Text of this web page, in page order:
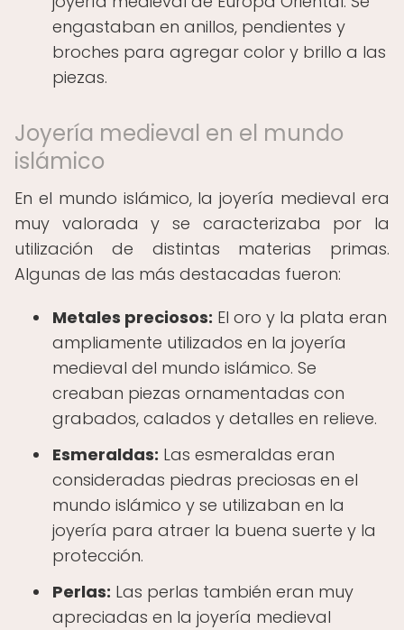
engastaban en anillos, pendientes y
broches para agregar color y brillo a las
piezas.
Joyería medieval en el mundo
islámico
En el mundo islámico, la joyería medieval era
muy valorada y se caracterizaba por la
utilización de distintas materias primas.
Algunas de las más destacadas fueron:
Metales preciosos: El oro y la plata eran
ampliamente utilizados en la joyería
medieval del mundo islámico. Se
creaban piezas ornamentadas con
grabados, calados y detalles en relieve.
Esmeraldas: Las esmeraldas eran
consideradas piedras preciosas en el
mundo islámico y se utilizaban en la
joyería para atraer la buena suerte y la
protección.
Perlas: Las perlas también eran muy
apreciadas en la joyería medieval